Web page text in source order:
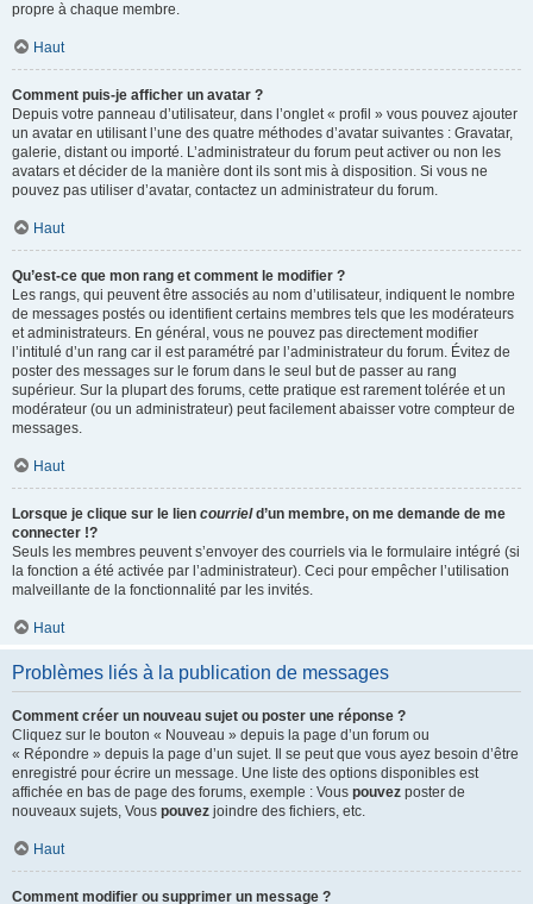
propre à chaque membre.
Haut
Comment puis-je afficher un avatar ?
Depuis votre panneau d’utilisateur, dans l’onglet « profil » vous pouvez ajouter
un avatar en utilisant l’une des quatre méthodes d’avatar suivantes : Gravatar,
galerie, distant ou importé. L’administrateur du forum peut activer ou non les
avatars et décider de la manière dont ils sont mis à disposition. Si vous ne
pouvez pas utiliser d’avatar, contactez un administrateur du forum.
Haut
Qu’est-ce que mon rang et comment le modifier ?
Les rangs, qui peuvent être associés au nom d’utilisateur, indiquent le nombre
de messages postés ou identifient certains membres tels que les modérateurs
et administrateurs. En général, vous ne pouvez pas directement modifier
l’intitulé d’un rang car il est paramétré par l’administrateur du forum. Évitez de
poster des messages sur le forum dans le seul but de passer au rang
supérieur. Sur la plupart des forums, cette pratique est rarement tolérée et un
modérateur (ou un administrateur) peut facilement abaisser votre compteur de
messages.
Haut
Lorsque je clique sur le lien courrield’un membre, on me demande de me
connecter !?
Seuls les membres peuvent s’envoyer des courriels via le formulaire intégré (si
la fonction a été activée par l’administrateur). Ceci pour empêcher l’utilisation
malveillante de la fonctionnalité par les invités.
Haut
Problèmes liés à la publication de messages
Comment créer un nouveau sujet ou poster une réponse ?
Cliquez sur le bouton « Nouveau » depuis la page d’un forum ou
« Répondre » depuis la page d’un sujet. Il se peut que vous ayez besoin d’être
enregistré pour écrire un message. Une liste des options disponibles est
affichée en bas de page des forums, exemple : Vous pouvez poster de
nouveaux sujets, Vous pouvez joindre des fichiers, etc.
Haut
Comment modifier ou supprimer un message ?